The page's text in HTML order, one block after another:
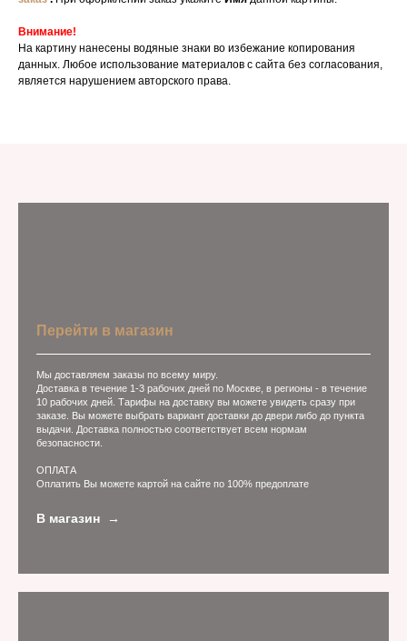
Внимание!
На картину нанесены водяные знаки во избежание копирования
данных. Любое использование материалов с сайта без согласования,
является нарушением авторского права.
Перейти в магазин
Мы доставляем заказы по всему миру.
Доставка в течение 1-3 рабочих дней по Москве, в регионы - в течение
10 рабочих дней. Тарифы на доставку вы можете увидеть сразу при
заказе. Вы можете выбрать вариант доставки до двери либо до пункта
выдачи. Доставка полностью соответствует всем нормам
безопасности.
ОПЛАТА
Оплатить Вы можете картой на сайте по 100% предоплате
В магазин